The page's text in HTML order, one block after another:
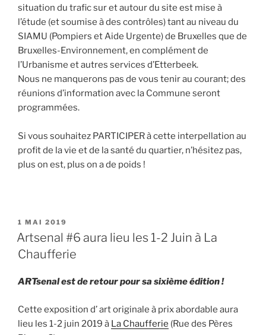
situation du trafic sur et autour du site est mise à
l’étude (et soumise à des contrôles) tant au niveau du
SIAMU (Pompiers et Aide Urgente) de Bruxelles que de
Bruxelles-Environnement, en complément de
l’Urbanisme et autres services d’Etterbeek.
Nous ne manquerons pas de vous tenir au courant; des
réunions d’information avec la Commune seront
programmées.
Si vous souhaitez PARTICIPER à cette interpellation au
profit de la vie et de la santé du quartier, n’hésitez pas,
plus on est, plus on a de poids !
PUBLIÉ
LE
1 MAI 2019
Artsenal #6 aura lieu les 1-2 Juin à La
Chaufferie
ARTsenal est de retour pour sa sixième édition !
Cette exposition d’ art originale à prix abordable aura
lieu les 1-2 juin 2019 à La Chaufferie (Rue des Pères